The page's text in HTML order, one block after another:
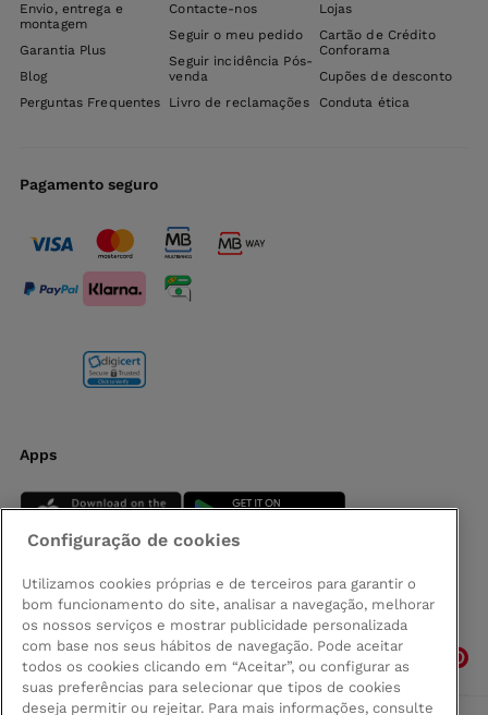
Envio, entrega e
montagem
Garantia Plus
Blog
Perguntas Frequentes
Contacte-nos
Seguir o meu pedido
Seguir incidência Pós-
venda
Livro de reclamações
Lojas
Cartão de Crédito
Conforama
Cupões de desconto
Conduta ética
Pagamento seguro
Apps
Siga-nos
Configuração de cookies
Utilizamos cookies próprias e de terceiros para garantir o
bom funcionamento do site, analisar a navegação, melhorar
os nossos serviços e mostrar publicidade personalizada
com base nos seus hábitos de navegação. Pode aceitar
todos os cookies clicando em “Aceitar”, ou configurar as
suas preferências para selecionar que tipos de cookies
deseja permitir ou rejeitar. Para mais informações, consulte